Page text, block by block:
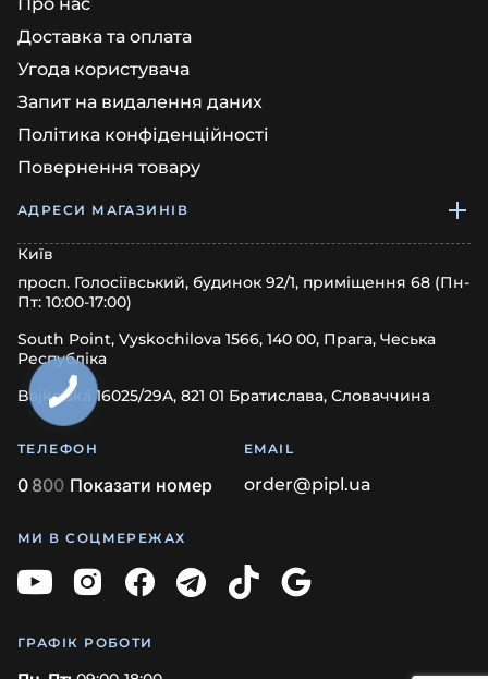
Доставка та оплата
Угода користувача
Запит на видалення даних
Політика конфіденційності
Повернення товару
АДРЕСИ МАГАЗИНІВ
Київ
просп. Голосіївський, будинок 92/1, приміщення 68 (Пн-
Пт: 10:00-17:00)
South Point, Vyskochilova 1566, 140 00, Прага, Чеська
Республіка
Bajkalská 16025/29A, 821 01 Братислава, Словаччина
ТЕЛЕФОН
0 800 Показати номер
EMAIL
order@pipl.ua
МИ В СОЦМЕРЕЖАХ
ГРАФІК РОБОТИ